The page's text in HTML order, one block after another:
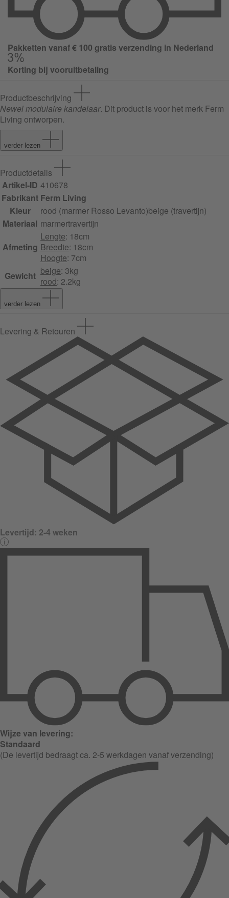
Pakketten vanaf € 100 gratis verzending in Nederland
Korting bij vooruitbetaling
Productbeschrijving
Newel modulaire kandelaar. Dit product is voor het merk Ferm
Living ontworpen.
verder lezen
Productdetails
Artikel-ID 410678
Fabrikant Ferm Living
Kleur
rood (marmer Rosso Levanto)beige (travertijn)
Materiaal marmertravertijn
Afmeting
Lengte: 18cm
Breedte: 18cm
Hoogte: 7cm
Gewicht beige: 3kg
rood: 2.2kg
verder lezen
Levering & Retouren
Levertijd: 2-4 weken
Wijze van levering:
Standaard
(De levertijd bedraagt ca. 2-5 werkdagen vanaf verzending)